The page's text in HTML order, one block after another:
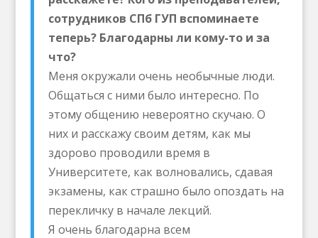
сотрудников СПб ГУП вспоминаете
теперь? Благодарны ли кому-то и за
что?
Меня окружали очень необычные люди.
Общаться с ними было интересно. По
этому общению невероятно скучаю. О
них и расскажу своим детям, как мы
здорово проводили время в
Университете, как волновались, сдавая
экзамены, как страшно было опоздать на
перекличку в начале лекций.
Я очень благодарна всем